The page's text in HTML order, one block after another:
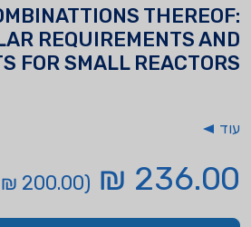
THEREOF:
REQUIREMENTS AND
FOR SMALL REACTORS
עוד
236.00 ₪ (200.00 ₪ ללא מע"מ)